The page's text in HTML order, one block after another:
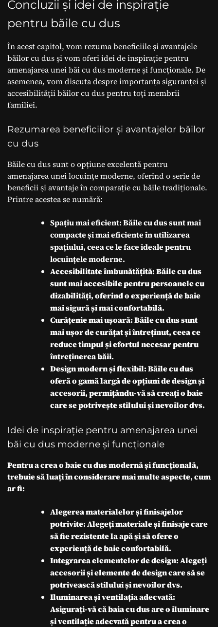
Concluzii și idei de inspirație
pentru băile cu dus
În acest capitol, vom rezuma beneficiile și avantajele
băilor cu dus și vom oferi idei de inspirație pentru
amenajarea unei băi cu dus moderne și funcționale. De
asemenea, vom discuta despre importanța siguranței și
accesibilității băilor cu dus pentru toți membrii
familiei.
Rezumarea beneficiilor și avantajelor băilor
cu dus
Băile cu dus sunt o opțiune excelentă pentru
amenajarea unei locuințe moderne, oferind o serie de
beneficii și avantaje în comparație cu băile tradiționale.
Printre acestea se numără:
Spațiu mai eficient: Băile cu dus sunt mai
compacte și mai eficiente în utilizarea
spațiului, ceea ce le face ideale pentru
locuințele moderne.
Accesibilitate îmbunătățită: Băile cu dus
sunt mai accesibile pentru persoanele cu
dizabilități, oferind o experiență de baie
mai sigură și mai confortabilă.
Curățenie mai ușoară: Băile cu dus sunt
mai ușor de curățat și întreținut, ceea ce
reduce timpul și efortul necesar pentru
întreținerea băii.
Design modern și flexibil: Băile cu dus
oferă o gamă largă de opțiuni de design și
accesorii, permițându-vă să creați o baie
care se potrivește stilului și nevoilor dvs.
Idei de inspirație pentru amenajarea unei
băi cu dus moderne și funcționale
Pentru a crea o baie cu dus modernă și funcțională,
trebuie să luați în considerare mai multe aspecte, cum
ar fi:
Alegerea materialelor și finisajelor
potrivite: Alegeți materiale și finisaje care
să fie rezistente la apă și să ofere o
experiență de baie confortabilă.
Integrarea elementelor de design: Alegeți
accesorii și elemente de design care să se
potrivească stilului și nevoilor dvs.
Iluminarea și ventilația adecvată:
Asigurați-vă că baia cu dus are o iluminare
și ventilație adecvată pentru a crea o